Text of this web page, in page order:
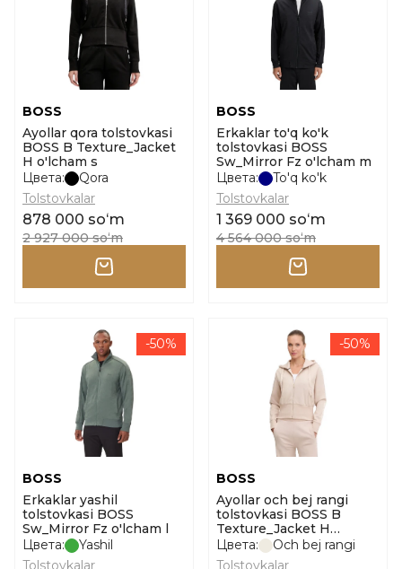
BOSS
Ayollar qora tolstovkasi
BOSS B Texture_Jacket
H o'lcham s
Цвета:
Qora
Tolstovkalar
878 000 soʻm
2 927 000 soʻm
BOSS
Erkaklar to'q ko'k
tolstovkasi BOSS
Sw_Mirror Fz o'lcham m
Цвета:
To'q ko'k
Tolstovkalar
1 369 000 soʻm
4 564 000 soʻm
-50%
BOSS
Erkaklar yashil
tolstovkasi BOSS
Sw_Mirror Fz o'lcham l
Цвета:
Yashil
Tolstovkalar
-50%
BOSS
Ayollar och bej rangi
tolstovkasi BOSS B
Texture_Jacket H
o'lcham s
Цвета:
Och bej rangi
Tolstovkalar